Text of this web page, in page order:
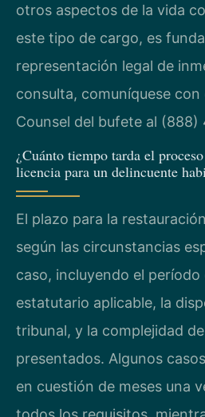
otros aspectos de la vida
este tipo de cargo, es
representación legal de
consulta, comuníquese con
Counsel del bufete al (888)
¿Cuánto tiempo tarda el
licencia para un delincuente
El plazo para la
según las circunstancias
caso, incluyendo el período
estatutario aplicable, la
tribunal, y la complejidad
presentados. Algunos
en cuestión de meses una